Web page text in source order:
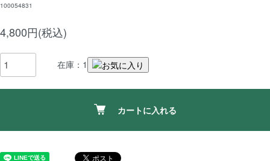
100054831
4,800円(税込)
在庫：1
カートに入れる